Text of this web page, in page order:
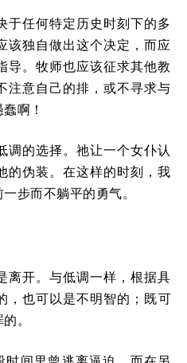
于任何特定历史时刻下的多
该独自做出这个决定，而应
导。牧师也应该征求其他教
注意自己的排，或不寻求与
啊！
调的选择。祂让一个女仆认
的伪装。在这样的时刻，我
步而不躺平的勇气。
离开。与低调一样，根据具
，也可以是不明智的；既可
。